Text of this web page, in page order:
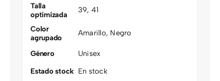
Talla
optimizada
39, 41
Color
agrupado
Amarillo, Negro
Género
Unisex
Estado stock En stock